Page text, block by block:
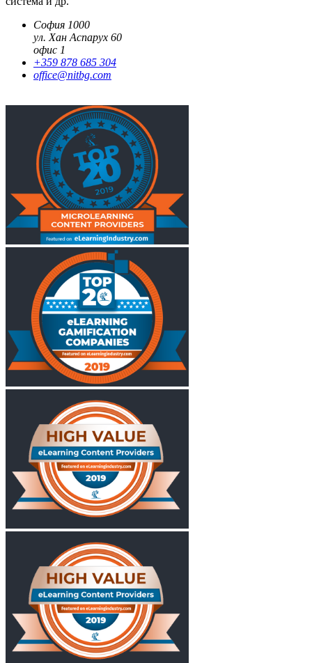
София 1000
ул. Хан Аспарух 60
офис 1
+359 878 685 304
office@nitbg.com